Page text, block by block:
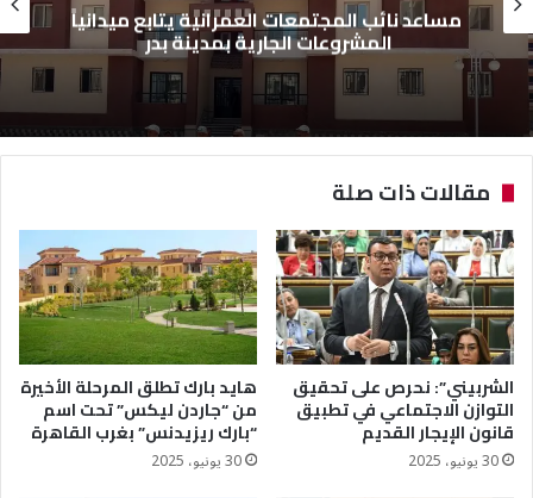
مساعد نائب المجتمعات العمرانية يتابع ميدانياً
المشروعات الجارية بمدينة بدر
مقالات ذات صلة
الشربيني”: نحرص على تحقيق
التوازن الاجتماعي في تطبيق
قانون الإيجار القديم
30 يونيو، 2025
هايد بارك تطلق المرحلة الأخيرة
من “جاردن ليكس” تحت اسم
“بارك ريزيدنس” بغرب القاهرة
30 يونيو، 2025